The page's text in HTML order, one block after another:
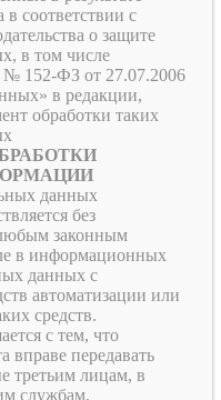
в соответствии с
о защите
в том числе
№ 152-ФЗ от 27.07.2006
в редакции,
обработки таких
данных
без
законным
в информационных
данных с
автоматизации или
средств.
с тем, что
вправе передавать
третьим лицам, в
службам,